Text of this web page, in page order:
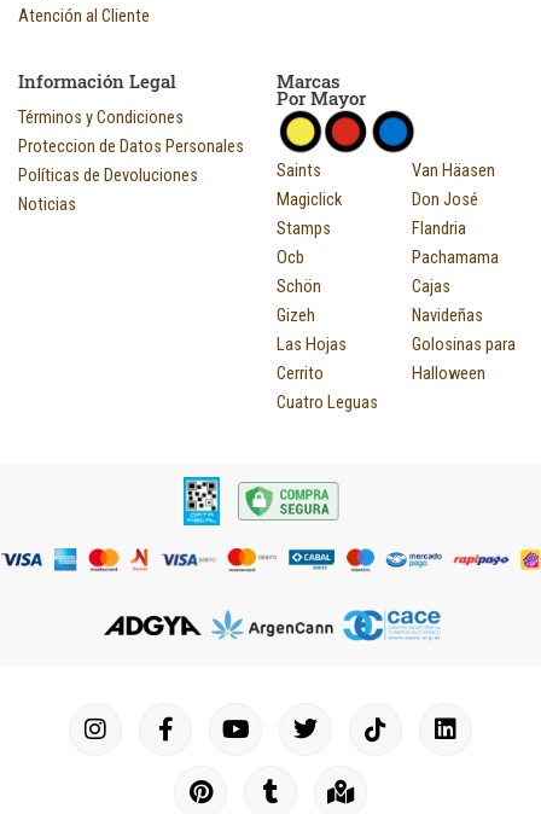
Atención al Cliente
Información Legal
Términos y Condiciones
Proteccion de Datos Personales
Políticas de Devoluciones
Noticias
Marcas
Por Mayor
Saints
Magiclick
Stamps
Ocb
Schön
Gizeh
Las Hojas
Cerrito
Cuatro Leguas
Van Häasen
Don José
Flandria
Pachamama
Cajas
Navideñas
Golosinas para
Halloween
I
n
F
a
Y
o
T
w
I
c
L
i
t
b
-